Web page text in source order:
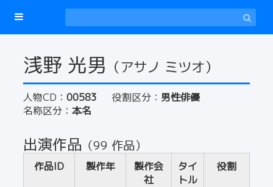
浅野 光男 （アサノ ミツオ）
人物CD： 00583 役割区分： 男性俳優
名称区分： 本名
出演作品 （99 作品）
作品ID 製作年
製作会
社
タイ
トル
役割